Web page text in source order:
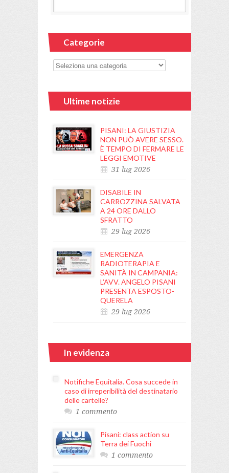
Categorie
Ultime notizie
PISANI: LA GIUSTIZIA
NON PUÒ AVERE SESSO.
È TEMPO DI FERMARE LE
LEGGI EMOTIVE
31 lug 2026
DISABILE IN
CARROZZINA SALVATA
A 24 ORE DALLO
SFRATTO
29 lug 2026
EMERGENZA
RADIOTERAPIA E
SANITÀ IN CAMPANIA:
L’AVV. ANGELO PISANI
PRESENTA ESPOSTO-
QUERELA
29 lug 2026
In evidenza
Notifiche Equitalia. Cosa succede in
caso di irreperibilità del destinatario
delle cartelle?
1 commento
Pisani: class action su
Terra dei Fuochi
1 commento